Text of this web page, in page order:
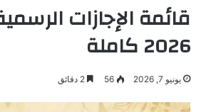
قائمة الإجازات
2026 كاملة
يونيو 7, 2026 56